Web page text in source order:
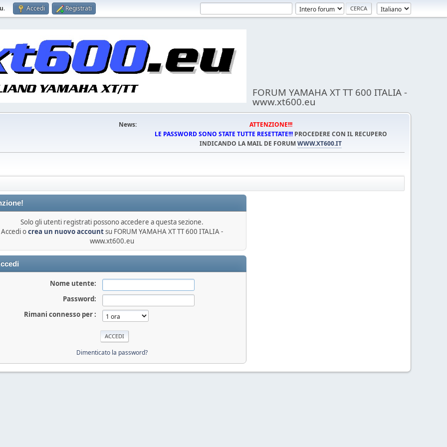
. Accedi Registrati
FORUM YAMAHA XT TT 600 ITALIA -
www.xt600.eu
News:
ATTENZIONE!!!
LE PASSWORD SONO STATE TUTTE RESETTATE!!!PROCEDERE CON IL RECUPERO
INDICANDO LA MAIL DE FORUMWWW.XT600.IT
Solo gli utenti registrati possono accedere a questa sezione.
Accedi ocrea un nuovo accountsu FORUM YAMAHA XT TT 600 ITALIA -
www.xt600.eu
Nome utente:
Password:
Rimani connesso per :
Dimenticato la password?